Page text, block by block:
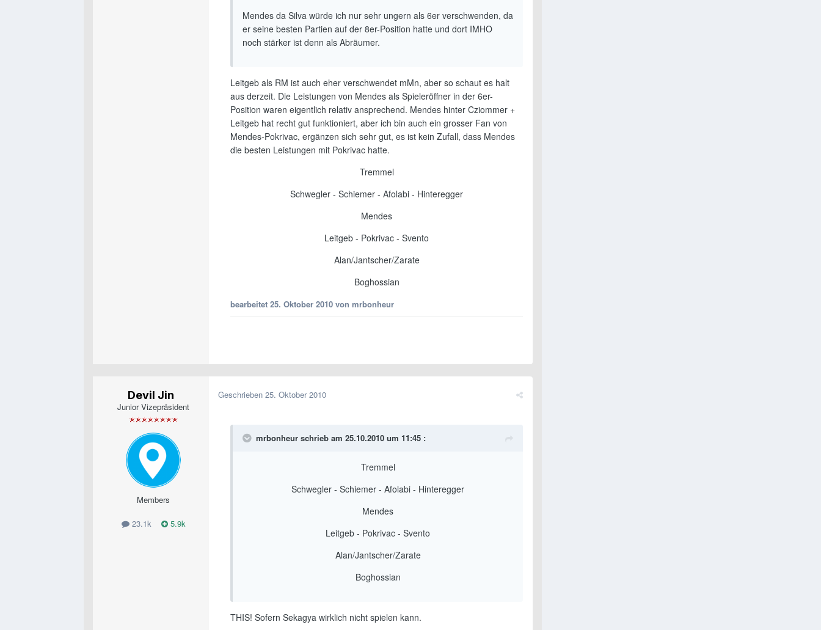
Mendes da Silva würde ich nur sehr ungern als 6er verschwenden, da
er seine besten Partien auf der 8er-Position hatte und dort IMHO
noch stärker ist denn als Abräumer.
Leitgeb als RM ist auch eher verschwendet mMn, aber so schaut es halt
aus derzeit. Die Leistungen von Mendes als Spieleröffner in der 6er-
Position waren eigentlich relativ ansprechend. Mendes hinter Cziommer +
Leitgeb hat recht gut funktioniert, aber ich bin auch ein grosser Fan von
Mendes-Pokrivac, ergänzen sich sehr gut, es ist kein Zufall, dass Mendes
die besten Leistungen mit Pokrivac hatte.
Tremmel
Schwegler - Schiemer - Afolabi - Hinteregger
Mendes
Leitgeb - Pokrivac - Svento
Alan/Jantscher/Zarate
Boghossian
bearbeitet 25. Oktober 2010 von mrbonheur
Devil Jin
Junior Vizepräsident
Members
23.1k 5.9k
Geschrieben 25. Oktober 2010
mrbonheur schrieb am 25.10.2010 um 11:45 :
Tremmel
Schwegler - Schiemer - Afolabi - Hinteregger
Mendes
Leitgeb - Pokrivac - Svento
Alan/Jantscher/Zarate
Boghossian
THIS! Sofern Sekagya wirklich nicht spielen kann.